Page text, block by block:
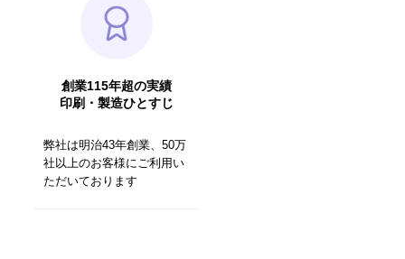
創業115年超の実績
印刷・製造ひとすじ
弊社は明治43年創業、50万
社以上のお客様にご利用い
ただいております